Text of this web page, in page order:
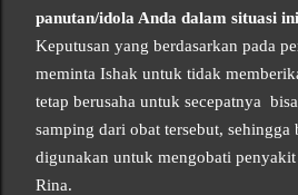
panutan/idola Anda dalam situasi
Keputusan yang berdasarkan pada
meminta Ishak untuk tidak
tetap berusaha untuk secepatnya
samping dari obat tersebut, sehingga
digunakan untuk mengobati
Rina.